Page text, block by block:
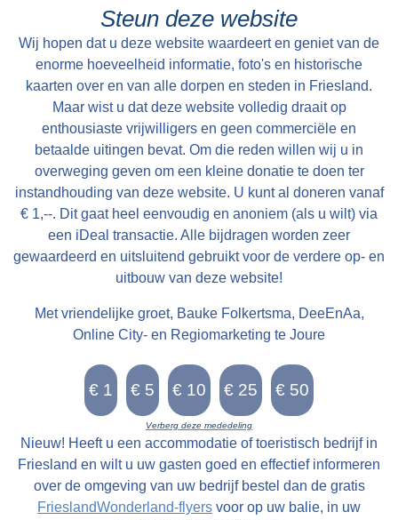
een groot deel van het jaar onbegaanbaar.
Vervoer over water is de belangrijkste
verbinding tot in 1914 de Easthimmerwei wordt
aangelegd. Nadat de beweegbare brug in
Oosthem in 1953 wordt vervangen door een
vaste brug, is het voorgoed voorbij met het
goederenvervoer over water.
Steun deze website
Wij hopen dat u deze website waardeert en geniet van de
enorme hoeveelheid informatie, foto's en historische
kaarten over en van alle dorpen en steden in Friesland.
Maar wist u dat deze website volledig draait op
enthousiaste vrijwilligers en geen commerciële en
betaalde uitingen bevat. Om die reden willen wij u in
overweging geven om een kleine donatie te doen ter
instandhouding van deze website. U kunt al doneren vanaf
€ 1,--. Dit gaat heel eenvoudig en anoniem (als u wilt) via
een iDeal transactie. Alle bijdragen worden zeer
gewaardeerd en uitsluitend gebruikt voor de verdere op- en
uitbouw van deze website!
Met vriendelijke groet, Bauke Folkertsma, DeeEnAa,
Online City- en Regiomarketing te Joure
Verberg deze mededeling
Nieuw! Heeft u een accommodatie of toeristisch bedrijf in
Friesland en wilt u uw gasten goed en effectief informeren
over de omgeving van uw bedrijf bestel dan de gratis
FrieslandWonderland-flyers voor op uw balie, in uw